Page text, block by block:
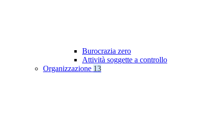
Burocrazia zero
Attività soggette a controllo
Organizzazione 13